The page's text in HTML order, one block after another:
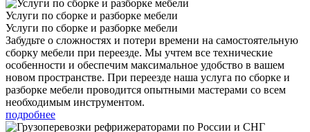
Услуги по сборке и разборке мебели
Услуги по сборке и разборке мебели
Забудьте о сложностях и потери времени на самостоятельную
сборку мебели при переезде. Мы учтем все технические
особенности и обеспечим максимальное удобство в вашем
новом пространстве. При переезде наша услуга по сборке и
разборке мебели проводится опытными мастерами со всем
необходимым инструментом.
подробнее